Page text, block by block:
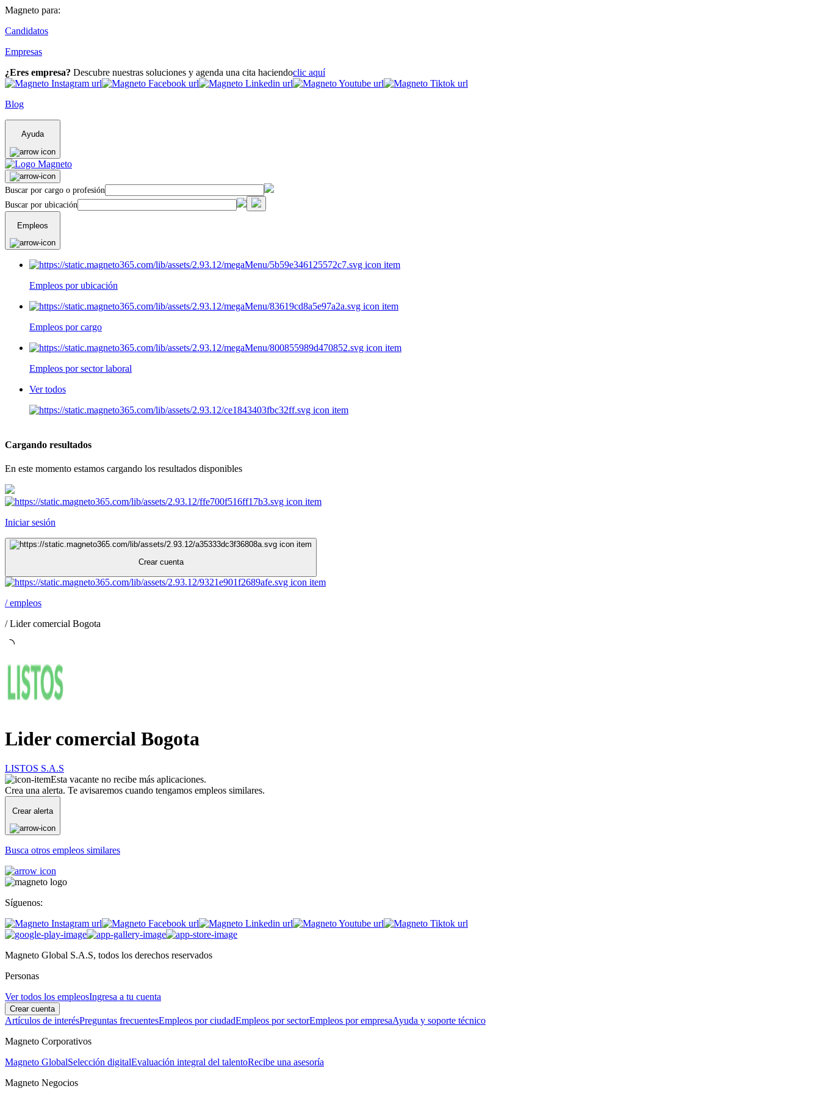
Magneto para:
Candidatos
Empresas
¿Eres empresa? Descubre nuestras soluciones y agenda una cita haciendoclic aquí
Blog
Ayuda
Buscar por cargo o profesión
Buscar por ubicación
Empleos
Empleos por ubicación
Empleos por cargo
Empleos por sector laboral
Ver todos
Cargando resultados
En este momento estamos cargando los resultados disponibles
Iniciar sesión
Crear cuenta
/empleos
/Lider comercial Bogota
Lider comercial Bogota
LISTOS S.A.S
Esta vacante no recibe más aplicaciones.
Crea una alerta. Te avisaremos cuando tengamos empleos similares.
Crear alerta
Busca otros empleos similares
Síguenos:
Magneto Global S.A.S, todos los derechos reservados
Personas
Ver todos los empleosIngresa a tu cuenta
Crear cuenta
Artículos de interésPreguntas frecuentesEmpleos por ciudadEmpleos por sectorEmpleos por empresaAyuda y soporte técnico
Magneto Corporativos
Magneto GlobalSelección digitalEvaluación integral del talentoRecibe una asesoría
Magneto Negocios